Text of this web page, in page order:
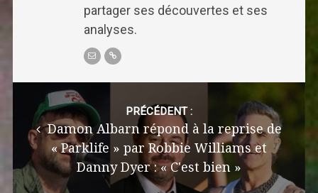
partager ses découvertes et ses
analyses.
navigation
PRÉCÉDENT :
Damon Albarn répond à la reprise de
« Parklife » par Robbie Williams et
Danny Dyer : « C'est bien »